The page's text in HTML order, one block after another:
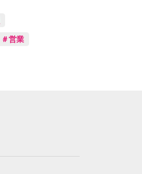
＃営業